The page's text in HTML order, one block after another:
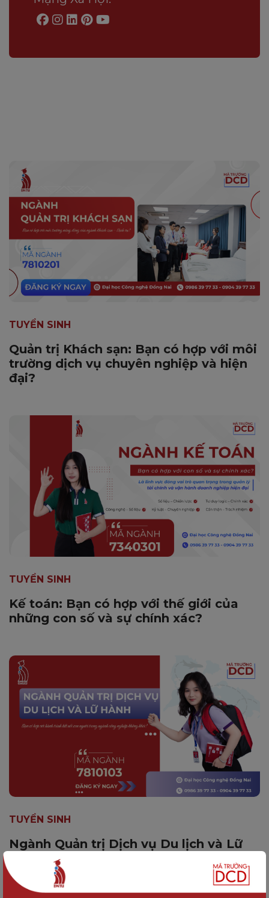
TUYỂN SINH
Quản trị Khách sạn: Bạn có hợp với môi
trường dịch vụ chuyên nghiệp và hiện
đại?
TUYỂN SINH
Kế toán: Bạn có hợp với thế giới của
những con số và sự chính xác?
TUYỂN SINH
Ngành Quản trị Dịch vụ Du lịch và Lữ
hành: Bạn có hợp với hành trình kết nối
con người trong ngành công nghiệp
không khói?